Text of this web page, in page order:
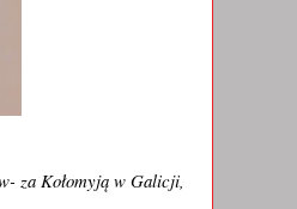
za Kołomyją w Galicji,